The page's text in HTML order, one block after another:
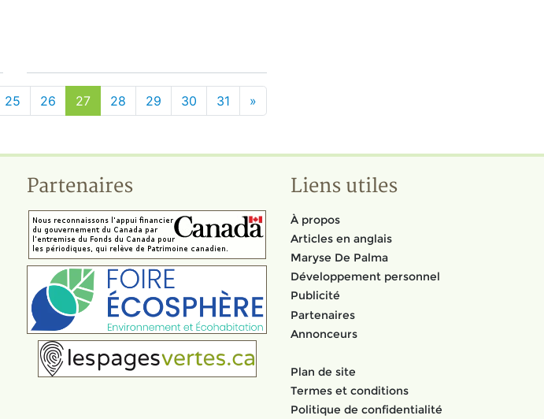
25 26 27 28 29 30 31 »
Partenaires Liens utiles
À propos
Articles en anglais
Maryse De Palma
Développement personnel
Publicité
Partenaires
Annonceurs
Plan de site
Termes et conditions
Politique de confidentialité